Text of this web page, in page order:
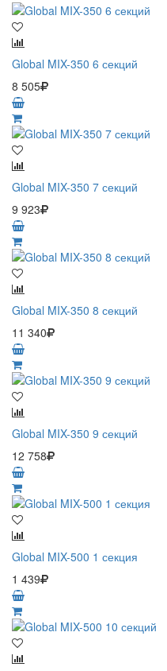
Global MIX-350 6 секций
8 505
Global MIX-350 7 секций
9 923
Global MIX-350 8 секций
11 340
Global MIX-350 9 секций
12 758
Global MIX-500 1 секция
1 439